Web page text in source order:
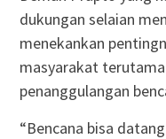
dukungan selaian
menekankan
masyarakat
penanggulangan
“Bencana bisa